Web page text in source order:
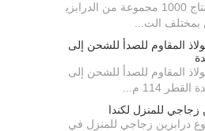
لقد انتهينا مؤخرًا من إنتاج 1000 مجموعة من الدرابزي
بمختلف الت...
المقاوم للصدأ للشحن إلى
المقاوم للصدأ للشحن إلى
114 م...
للمنزل لكندا
درابزين زجاجي للمنزل في